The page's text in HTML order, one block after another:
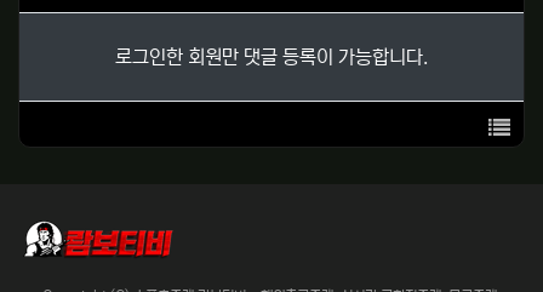
로그인한 회원만 댓글 등록이 가능합니다.
목록